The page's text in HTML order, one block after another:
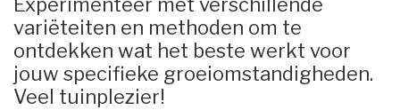
Experimenteer met verschillende
variëteiten en methoden om te
ontdekken wat het beste werkt voor
jouw specifieke groeiomstandigheden.
Veel tuinplezier!